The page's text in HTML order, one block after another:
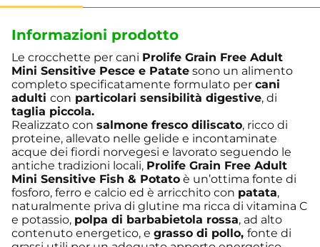
Informazioni prodotto
Le crocchette per cani Prolife Grain Free Adult
Mini Sensitive Pesce e Patate sono un alimento
completo specificatamente formulato per cani
adulti con particolari sensibilità digestive, di
taglia piccola.
Realizzato con salmone fresco diliscato, ricco di
proteine, allevato nelle gelide e incontaminate
acque dei fiordi norvegesi e lavorato seguendo le
antiche tradizioni locali, Prolife Grain Free Adult
Mini Sensitive Fish & Potato è un’ottima fonte di
fosforo, ferro e calcio ed è arricchito con patata,
naturalmente priva di glutine ma ricca di vitamina C
e potassio, polpa di barbabietola rossa, ad alto
contenuto energetico, e grasso di pollo, fonte di